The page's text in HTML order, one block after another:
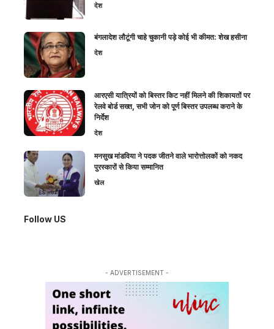
देश
बंगलादेश लौटूंगी चाहे चुकानी पड़े कोई भी कीमत: शेख हसीना
देश
आरएसी यात्रियों को बिस्तर किट नहीं मिलने की शिकायतों पर
रेलवे बोर्ड सख्त, सभी जोन को पूर्ण बिस्तर उपलब्ध कराने के
निर्देश
देश
मनसुख मांडविया ने पदक जीतने वाले भारोत्तोलकों को नकद
पुरस्कारों से किया सम्मानित
खेल
Follow US
- ADVERTISEMENT -